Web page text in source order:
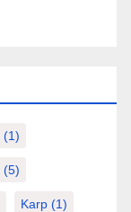
(1)
(5)
Karp (1)